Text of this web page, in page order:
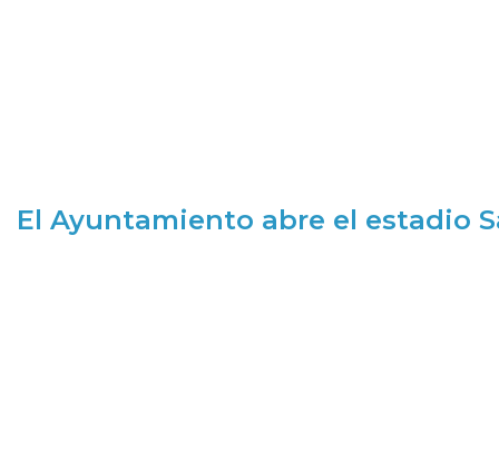
El Ayuntamiento abre el estadio